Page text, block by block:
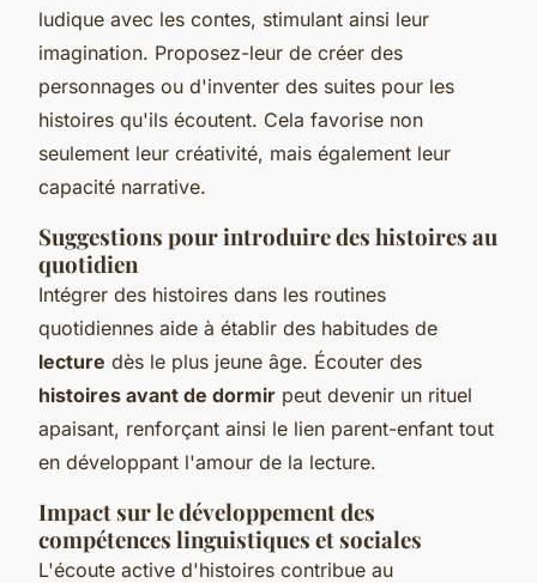
ludique avec les contes, stimulant ainsi leur
imagination. Proposez-leur de créer des
personnages ou d'inventer des suites pour les
histoires qu'ils écoutent. Cela favorise non
seulement leur créativité, mais également leur
capacité narrative.
Suggestions pour introduire des histoires au
quotidien
Intégrer des histoires dans les routines
quotidiennes aide à établir des habitudes de
lecture dès le plus jeune âge. Écouter des
histoires avant de dormir peut devenir un rituel
apaisant, renforçant ainsi le lien parent-enfant tout
en développant l'amour de la lecture.
Impact sur le développement des
compétences linguistiques et sociales
L'écoute active d'histoires contribue au